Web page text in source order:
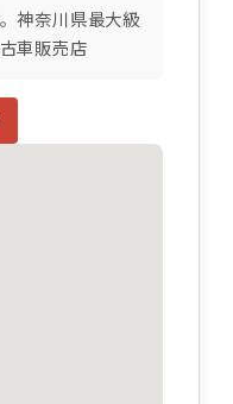
神奈川県最大級
車販売店